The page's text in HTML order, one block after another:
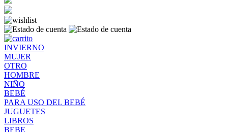
INVIERNO
MUJER
OTRO
HOMBRE
NIÑO
BEBÉ
PARA USO DEL BEBÉ
JUGUETES
LIBROS
BEBE